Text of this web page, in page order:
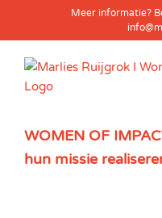
Meer informatie?
WOMEN OF
hun missie